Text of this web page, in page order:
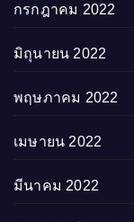
กรกฎาคม 2022
มิถุนายน 2022
พฤษภาคม 2022
เมษายน 2022
มีนาคม 2022